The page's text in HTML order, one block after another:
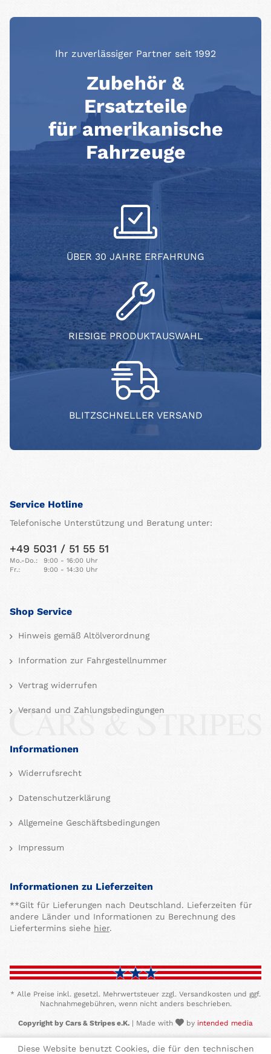
Ihr zuverlässiger Partner seit 1992
Zubehör &
Ersatzteile
für amerikanische
Fahrzeuge
ÜBER 30 JAHRE ERFAHRUNG
RIESIGE PRODUKTAUSWAHL
BLITZSCHNELLER VERSAND
Service Hotline
Telefonische Unterstützung und Beratung unter:
+49 5031 / 51 55 51
Mo.-Do.:
9:00 - 16:00 Uhr
Fr.:
9:00 - 14:30 Uhr
Shop Service
Hinweis gemäß Altölverordnung
Information zur Fahrgestellnummer
Vertrag widerrufen
Versand und Zahlungsbedingungen
Informationen
Widerrufsrecht
Datenschutzerklärung
Allgemeine Geschäftsbedingungen
Impressum
Informationen zu Lieferzeiten
**Gilt für Lieferungen nach Deutschland. Lieferzeiten für
andere Länder und Informationen zu Berechnung des
Liefertermins siehe hier.
* Alle Preise inkl. gesetzl. Mehrwertsteuer zzgl. Versandkosten und ggf.
Nachnahmegebühren, wenn nicht anders beschrieben.
Copyright by Cars & Stripes e.K. | Made with by intended media
Diese Website benutzt Cookies, die für den technischen